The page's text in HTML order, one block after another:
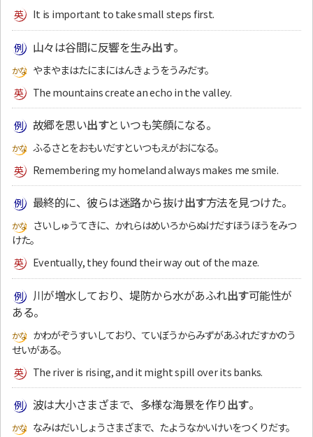
It is important to take small steps first.
山々は谷間に反響を生み出す。
やまやまはたにまにはんきょうをうみだす。
The mountains create an echo in the valley.
故郷を思い出すといつも笑顔になる。
ふるさとをおもいだすといつもえがおになる。
Remembering my homeland always makes me smile.
最終的に、彼らは迷路から抜け出す方法を見つけた。
さいしゅうてきに、かれらはめいろからぬけだすほうほうをみつ
けた。
Eventually, they found their way out of the maze.
川が増水しており、堤防から水があふれ出す可能性が
ある。
かわがぞうすいしており、ていぼうからみずがあふれだすかのう
せいがある。
The river is rising, and it might spill over its banks.
波は大小さまざまで、多様な海景を作り出す。
なみはだいしょうさまざまで、たようなかいけいをつくりだす。